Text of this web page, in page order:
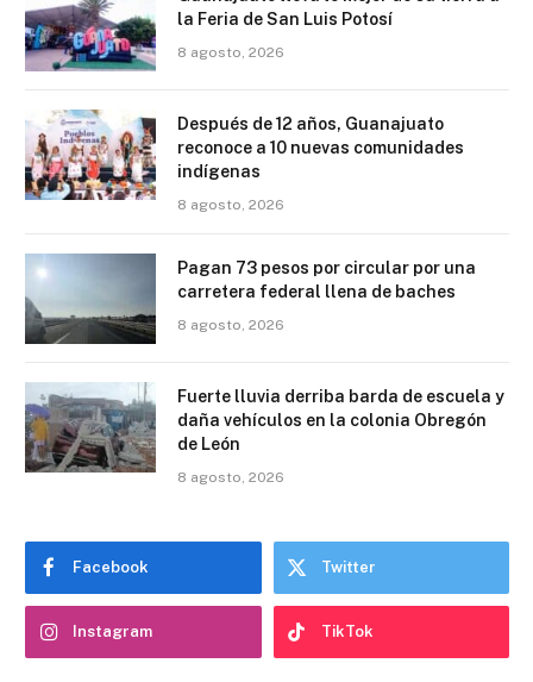
la Feria de San Luis Potosí
8 agosto, 2026
Después de 12 años, Guanajuato
reconoce a 10 nuevas comunidades
indígenas
8 agosto, 2026
Pagan 73 pesos por circular por una
carretera federal llena de baches
8 agosto, 2026
Fuerte lluvia derriba barda de escuela y
daña vehículos en la colonia Obregón
de León
8 agosto, 2026
Facebook Twitter
Instagram TikTok